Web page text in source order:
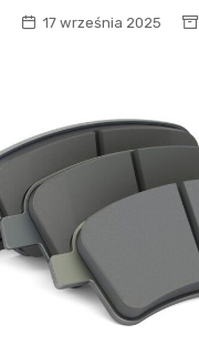
17 września 2025